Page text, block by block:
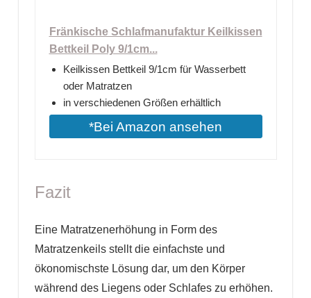
Fränkische Schlafmanufaktur Keilkissen
Bettkeil Poly 9/1cm...
Keilkissen Bettkeil 9/1cm für Wasserbett
oder Matratzen
in verschiedenen Größen erhältlich
*Bei Amazon ansehen
Fazit
Eine Matratzenerhöhung in Form des
Matratzenkeils stellt die einfachste und
ökonomischste Lösung dar, um den Körper
während des Liegens oder Schlafes zu erhöhen.